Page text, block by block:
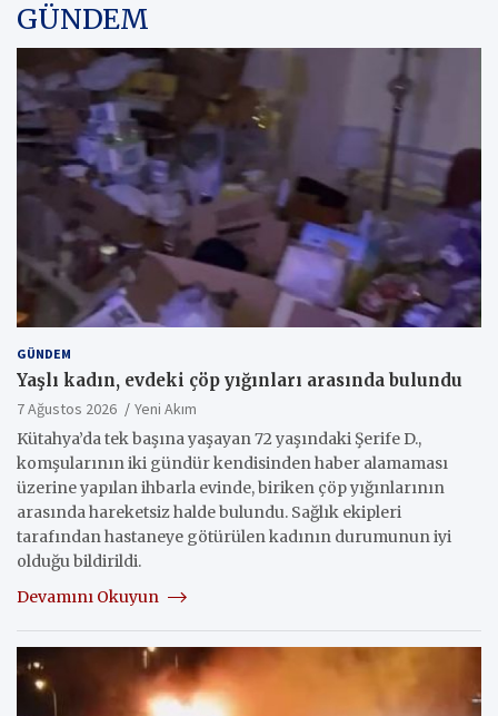
GÜNDEM
GÜNDEM
Yaşlı kadın, evdeki çöp yığınları arasında bulundu
7 Ağustos 2026
Yeni Akım
Kütahya’da tek başına yaşayan 72 yaşındaki Şerife D.,
komşularının iki gündür kendisinden haber alamaması
üzerine yapılan ihbarla evinde, biriken çöp yığınlarının
arasında hareketsiz halde bulundu. Sağlık ekipleri
tarafından hastaneye götürülen kadının durumunun iyi
olduğu bildirildi.
Devamını Okuyun